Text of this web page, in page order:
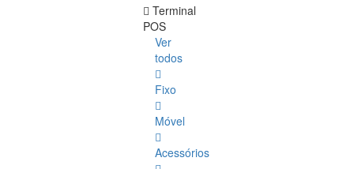
Terminal
POS
Ver
todos
Fixo
Móvel
Acessórios